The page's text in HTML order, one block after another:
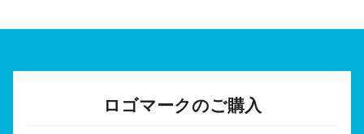
ロゴマークのご購入